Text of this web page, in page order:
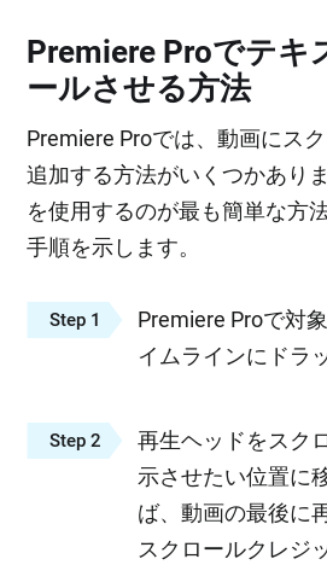
Premiere Proでテキ
ールさせる方法
Premiere Proでは、動画にス
追加する方法がいくつかあり
を使用するのが最も簡単な方
手順を示します。
Step 1
Premiere Proで対
イムラインにドラ
Step 2
再生ヘッドをスク
示させたい位置に
ば、動画の最後に
スクロールクレジ